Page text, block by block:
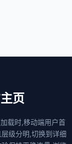
页
载时,移动端用户首
级分明,切换到详细